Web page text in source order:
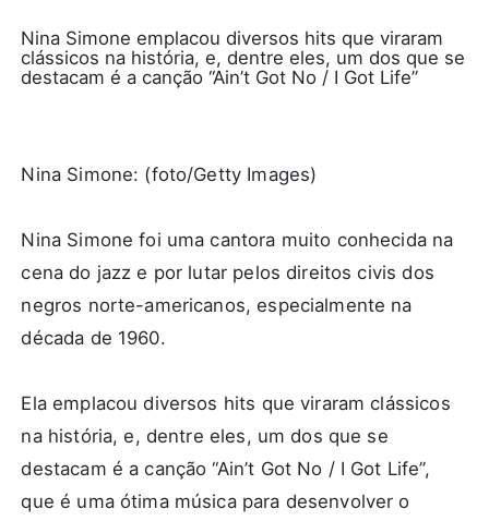
Nina Simone emplacou diversos hits que viraram
clássicos na história, e, dentre eles, um dos que se
destacam é a canção “Ain’t Got No / I Got Life”
Nina Simone: (foto/Getty Images)
Nina Simone foi uma cantora muito conhecida na
cena do jazz e por lutar pelos direitos civis dos
negros norte-americanos, especialmente na
década de 1960.
Ela emplacou diversos hits que viraram clássicos
na história, e, dentre eles, um dos que se
destacam é a canção “Ain’t Got No / I Got Life”,
que é uma ótima música para desenvolver o